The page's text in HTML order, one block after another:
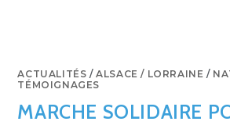
ACTUALITÉS /ALSACE / LORRAINE /
TÉMOIGNAGES
MARCHE SOLIDAIRE